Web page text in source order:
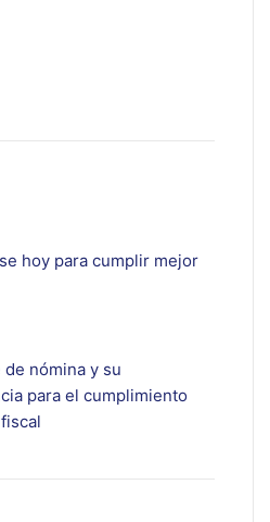
hoy para cumplir mejor
nómina y su
para el cumplimiento